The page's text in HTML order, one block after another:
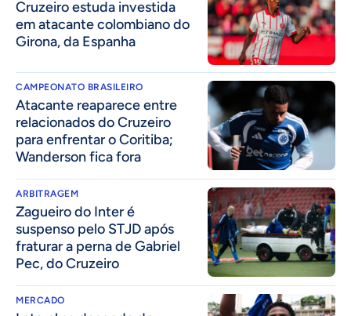
Cruzeiro estuda investida
em atacante colombiano do
Girona, da Espanha
CAMPEONATO BRASILEIRO
Atacante reaparece entre
relacionados do Cruzeiro
para enfrentar o Coritiba;
Wanderson fica fora
ARBITRAGEM
Zagueiro do Inter é
suspenso pelo STJD após
fraturar a perna de Gabriel
Pec, do Cruzeiro
MERCADO